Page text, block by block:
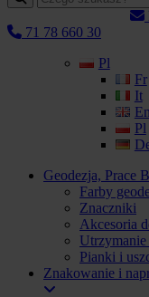
71 78 660 30
Pl
Fr
It
En
Pl
Geodezja, Prace
Farby
Znaczniki
Akcesoria
Pianki i
Znakowanie i